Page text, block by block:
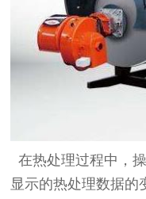
在热处理过程中，
显示的热处理数据的